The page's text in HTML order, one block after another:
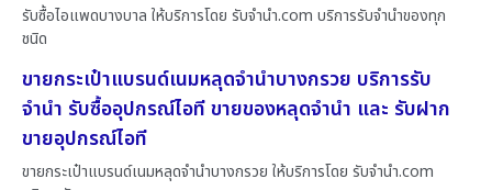
รับซื้อไอแพดบางบาล ให้บริการโดย รับจํานํา.com บริการรับจำนำของทุก
ชนิด
ขายกระเป๋าแบรนด์เนมหลุดจำนำบางกรวย บริการรับ
จำนำ รับซื้ออุปกรณ์ไอที ขายของหลุดจำนำ และ รับฝาก
ขายอุปกรณ์ไอที
ขายกระเป๋าแบรนด์เนมหลุดจำนำบางกรวย ให้บริการโดย รับจํานํา.com